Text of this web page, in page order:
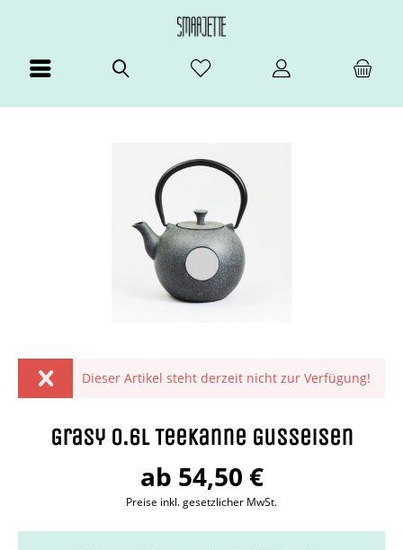
Dieser Artikel steht derzeit nicht zur Verfügung!
Grasy 0.6l Teekanne Gusseisen
ab 54,50 €
Preise inkl. gesetzlicher MwSt.